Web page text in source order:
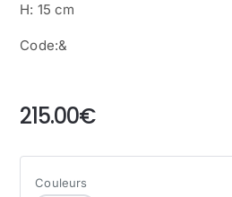
H: 15 cm
Code:&
215.00€
Couleurs